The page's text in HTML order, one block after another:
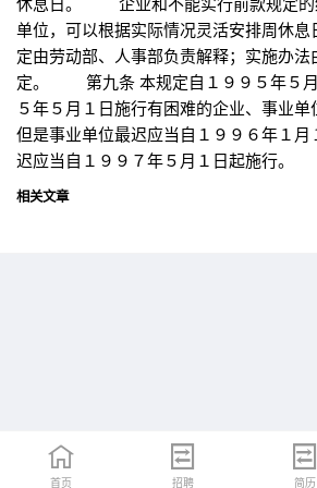
单位，可以根据实际情况灵活安排周
定由劳动部、人事部负责解释；实施办
定。 第九条 本规定自１９９５年５月
５年５月１日施行有困难的企业、事业单
但是事业单位最迟应当自１９９６年１
迟应当自１９９７年５月１日起施行。
相关文章
首页 招聘 简历
首页 招聘 简历